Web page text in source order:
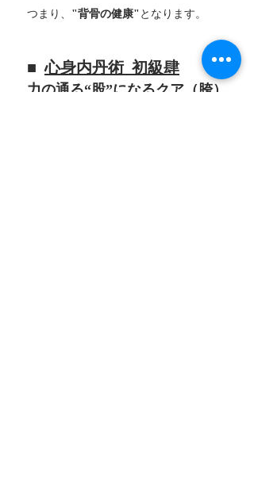
つまり、 "背骨の健康" となります。
■ 心身内丹術  初級肆
力の通る“股”になるクア（胯）